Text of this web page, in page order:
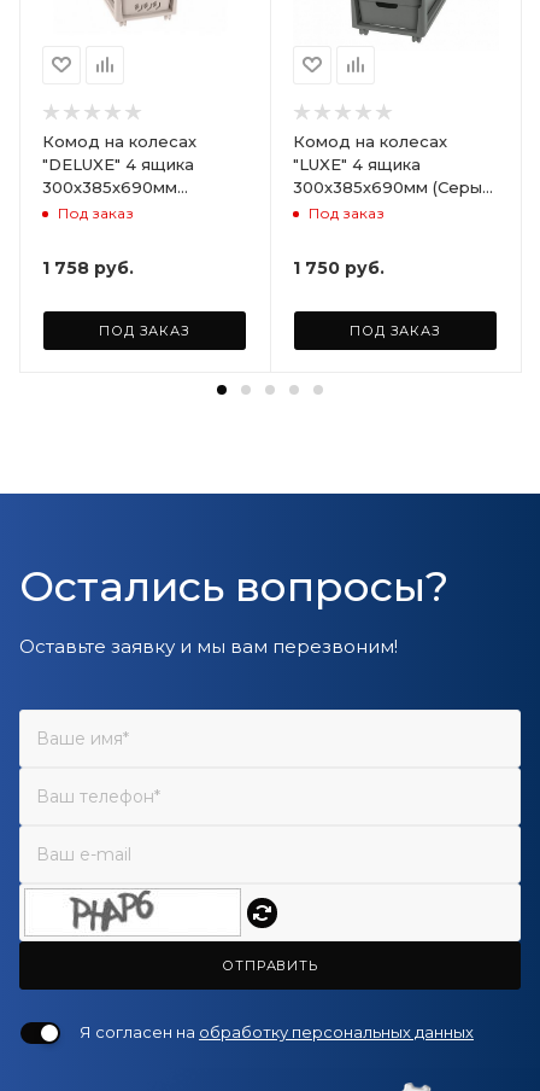
Комод на колесах
"DELUXE" 4 ящика
300х385х690мм
(Светло-бежевый)
Под заказ
1 758 руб.
ПОД ЗАКАЗ
Комод на колесах
"LUXE" 4 ящика
300х385х690мм (Серый)
ARD258086
Под заказ
1 750 руб.
ПОД ЗАКАЗ
Остались вопросы?
Оставьте заявку и мы вам перезвоним!
ОТПРАВИТЬ
Я согласен на обработку персональных данных